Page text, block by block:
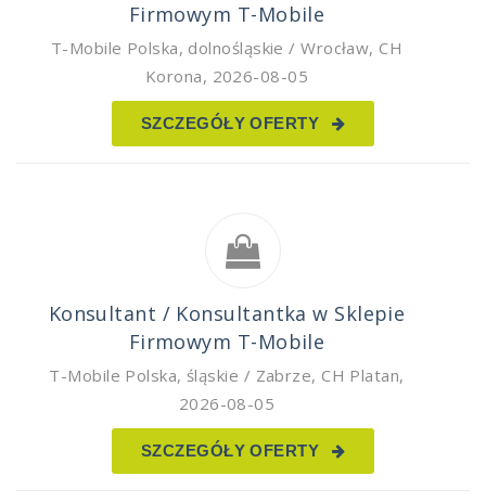
Firmowym T-Mobile
T-Mobile Polska, dolnośląskie / Wrocław, CH
Korona, 2026-08-05
SZCZEGÓŁY OFERTY
Konsultant / Konsultantka w Sklepie
Firmowym T-Mobile
T-Mobile Polska, śląskie / Zabrze, CH Platan,
2026-08-05
SZCZEGÓŁY OFERTY